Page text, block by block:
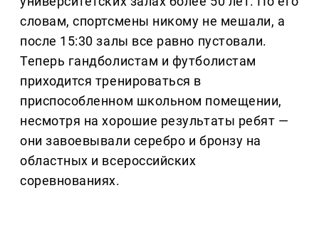
словам, спортсмены никому не мешали, а
после 15:30 залы все равно пустовали.
Теперь гандболистам и футболистам
приходится тренироваться в
приспособленном школьном помещении,
несмотря на хорошие результаты ребят —
они завоевывали серебро и бронзу на
областных и всероссийских
соревнованиях.